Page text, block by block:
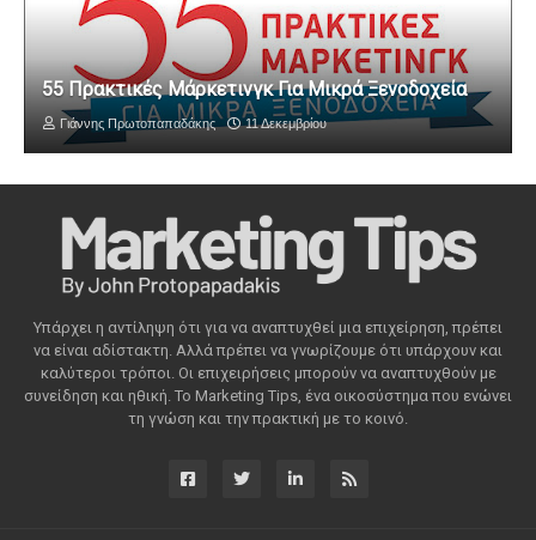
55 Πρακτικές Μάρκετινγκ Για Μικρά Ξενοδοχεία
Γιάννης Πρωτοπαπαδάκης 11 Δεκεμβρίου
Υπάρχει η αντίληψη ότι για να αναπτυχθεί μια επιχείρηση, πρέπει
να είναι αδίστακτη. Αλλά πρέπει να γνωρίζουμε ότι υπάρχουν και
καλύτεροι τρόποι. Οι επιχειρήσεις μπορούν να αναπτυχθούν με
συνείδηση ​​και ηθική. Το Marketing Tips, ένα οικοσύστημα που ενώνει
τη γνώση και την πρακτική με το κοινό.